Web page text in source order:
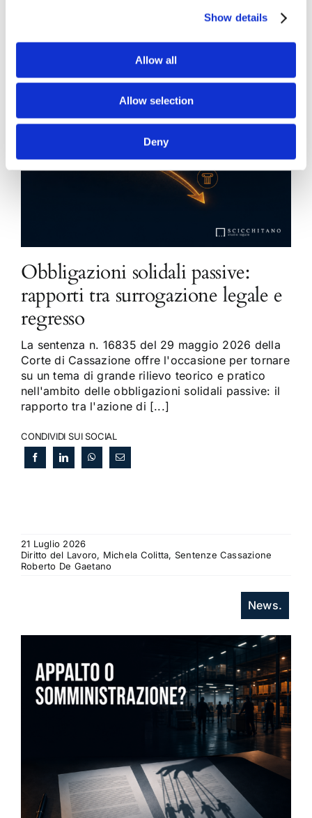
Show details
Allow all
Allow selection
Deny
Obbligazioni solidali passive:
rapporti tra surrogazione legale e
regresso
La sentenza n. 16835 del 29 maggio 2026 della
Corte di Cassazione offre l'occasione per tornare
su un tema di grande rilievo teorico e pratico
nell'ambito delle obbligazioni solidali passive: il
rapporto tra l'azione di [...]
CONDIVIDI SUI SOCIAL
21 Luglio 2026
Diritto del Lavoro, Michela Colitta, Sentenze Cassazione
Roberto De Gaetano
News.